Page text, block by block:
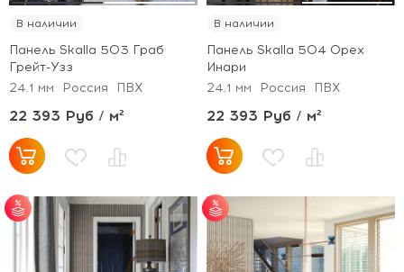
В наличии
Панель Skalla 503 Граб
Грейт-Узз
24.1 мм
Россия ПВХ
22 393 Руб / м²
В наличии
Панель Skalla 504 Орех
Инари
24.1 мм
Россия ПВХ
22 393 Руб / м²
от 30 м² - скидка 5%;
от 50 м² - скидка 7%;
от 30 м² - скидка 5%;
от 50 м² - скидка 7%;